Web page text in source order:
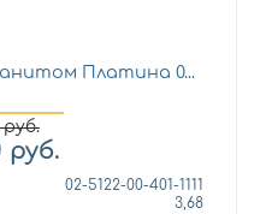
Платина 0...
руб.
руб.
02-5122-00-401-1111
3,68